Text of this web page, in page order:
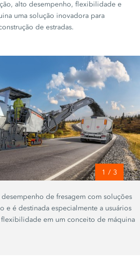
alto desempenho, flexibilidade e
uma solução inovadora para
de estradas.
1 / 3
de fresagem com soluções
e é destinada especialmente a usuários
em um conceito de máquina